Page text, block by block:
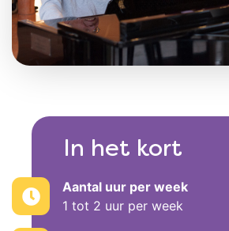
In het kort
Aantal uur per week
1 tot 2 uur per week